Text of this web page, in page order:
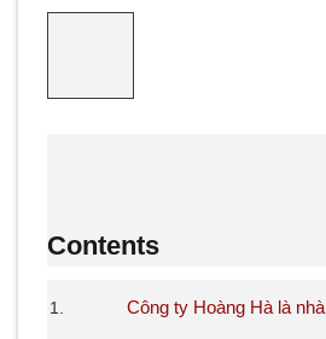
Contents
Công ty Hoàng Hà là nhà